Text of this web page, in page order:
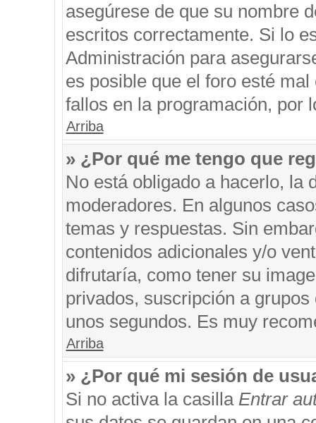
asegúrese de que su nombre
escritos correctamente. Si lo
Administración para
es posible que el foro esté
fallos en la programación, por
Arriba
» ¿Por qué me tengo que
No está obligado a hacerlo, la
moderadores. En algunos
temas y respuestas. Sin
contenidos adicionales y/o
difrutaría, como tener su
privados, suscripción a
unos segundos. Es muy
Arriba
» ¿Por qué mi sesión de
Si no activa la casilla Entrar